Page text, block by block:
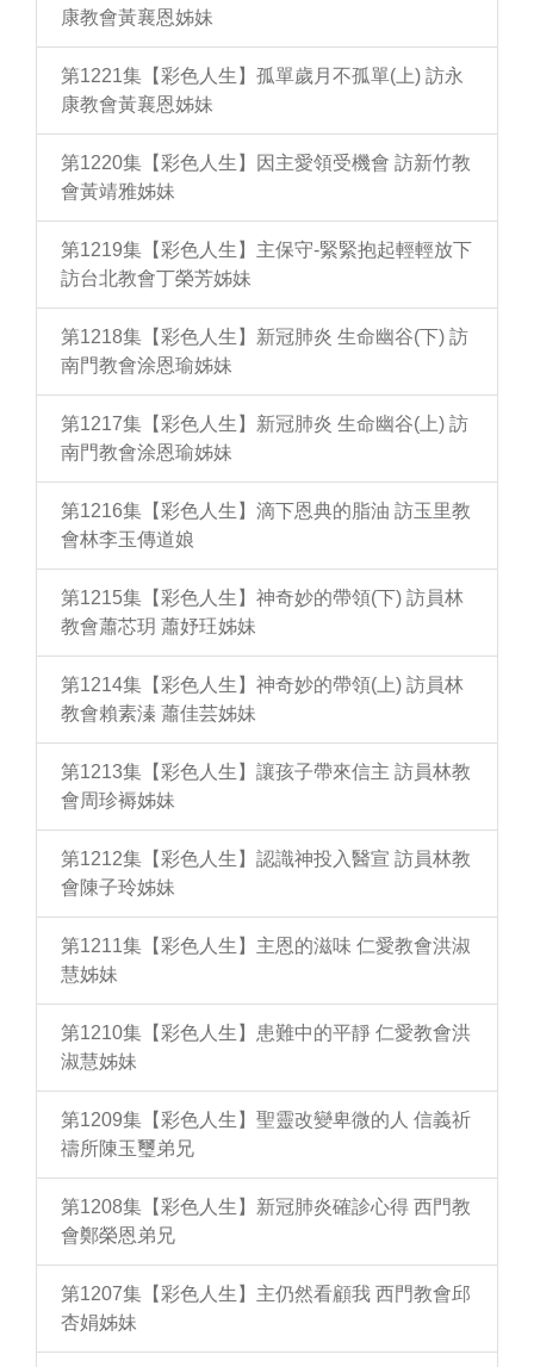
康教會黃襄恩姊妹
第1221集【彩色人生】孤單歲月不孤單(上) 訪永
康教會黃襄恩姊妹
第1220集【彩色人生】因主愛領受機會 訪新竹教
會黃靖雅姊妹
第1219集【彩色人生】主保守-緊緊抱起輕輕放下
訪台北教會丁榮芳姊妹
第1218集【彩色人生】新冠肺炎 生命幽谷(下) 訪
南門教會涂恩瑜姊妹
第1217集【彩色人生】新冠肺炎 生命幽谷(上) 訪
南門教會涂恩瑜姊妹
第1216集【彩色人生】滴下恩典的脂油 訪玉里教
會林李玉傳道娘
第1215集【彩色人生】神奇妙的帶領(下) 訪員林
教會蕭芯玥 蕭妤玨姊妹
第1214集【彩色人生】神奇妙的帶領(上) 訪員林
教會賴素溱 蕭佳芸姊妹
第1213集【彩色人生】讓孩子帶來信主 訪員林教
會周珍褥姊妹
第1212集【彩色人生】認識神投入醫宣 訪員林教
會陳子玲姊妹
第1211集【彩色人生】主恩的滋味 仁愛教會洪淑
慧姊妹
第1210集【彩色人生】患難中的平靜 仁愛教會洪
淑慧姊妹
第1209集【彩色人生】聖靈改變卑微的人 信義祈
禱所陳玉璽弟兄
第1208集【彩色人生】新冠肺炎確診心得 西門教
會鄭榮恩弟兄
第1207集【彩色人生】主仍然看顧我 西門教會邱
杏娟姊妹